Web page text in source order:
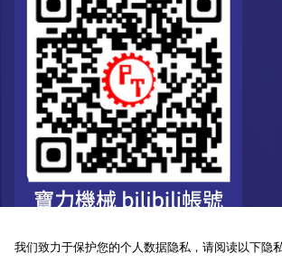
我们致力于保护您的个人数据隐私，请阅读以下隐